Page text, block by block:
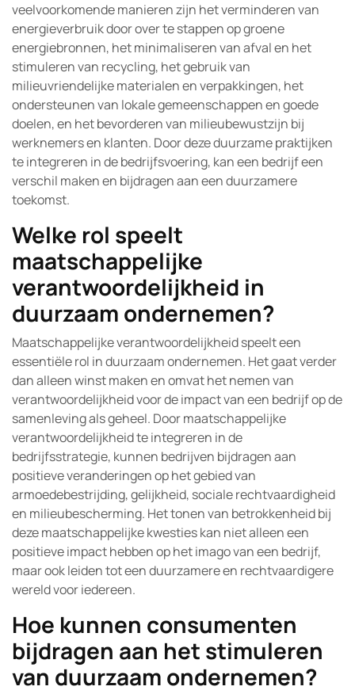
veelvoorkomende manieren zijn het verminderen van
energieverbruik door over te stappen op groene
energiebronnen, het minimaliseren van afval en het
stimuleren van recycling, het gebruik van
milieuvriendelijke materialen en verpakkingen, het
ondersteunen van lokale gemeenschappen en goede
doelen, en het bevorderen van milieubewustzijn bij
werknemers en klanten. Door deze duurzame praktijken
te integreren in de bedrijfsvoering, kan een bedrijf een
verschil maken en bijdragen aan een duurzamere
toekomst.
Welke rol speelt
maatschappelijke
verantwoordelijkheid in
duurzaam ondernemen?
Maatschappelijke verantwoordelijkheid speelt een
essentiële rol in duurzaam ondernemen. Het gaat verder
dan alleen winst maken en omvat het nemen van
verantwoordelijkheid voor de impact van een bedrijf op de
samenleving als geheel. Door maatschappelijke
verantwoordelijkheid te integreren in de
bedrijfsstrategie, kunnen bedrijven bijdragen aan
positieve veranderingen op het gebied van
armoedebestrijding, gelijkheid, sociale rechtvaardigheid
en milieubescherming. Het tonen van betrokkenheid bij
deze maatschappelijke kwesties kan niet alleen een
positieve impact hebben op het imago van een bedrijf,
maar ook leiden tot een duurzamere en rechtvaardigere
wereld voor iedereen.
Hoe kunnen consumenten
bijdragen aan het stimuleren
van duurzaam ondernemen?